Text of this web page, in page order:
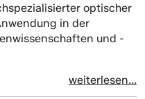
optischer
in der
und -
weiterlesen...